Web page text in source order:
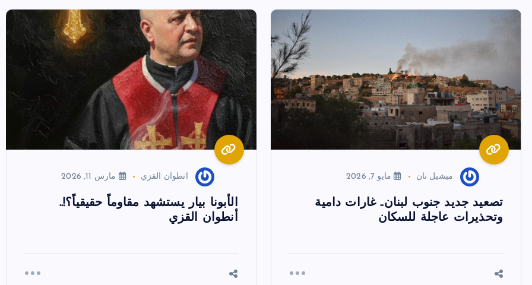
ميشيل نان مايو 7, 2026
تصعيد جديد جنوب لبنان.. غارات دامية
وتحذيرات عاجلة للسكان
انطوان القزي مارس 11, 2026
الأبونا بيار يستشهد مقاوماً حقيقياً؟!..
أنطوان القزي